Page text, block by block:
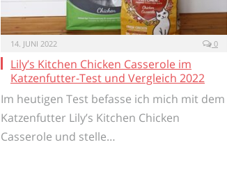
14. JUNI 2022 0
Lily’s Kitchen Chicken Casserole im
Katzenfutter-Test und Vergleich 2022
Im heutigen Test befasse ich mich mit dem
Katzenfutter Lily’s Kitchen Chicken
Casserole und stelle…